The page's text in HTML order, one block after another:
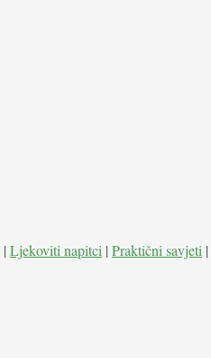
| Ljekoviti napitci | Praktični savjeti |